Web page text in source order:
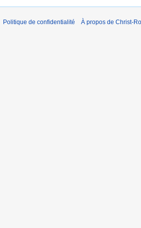
Politique de confidentialité À propos de Christ-